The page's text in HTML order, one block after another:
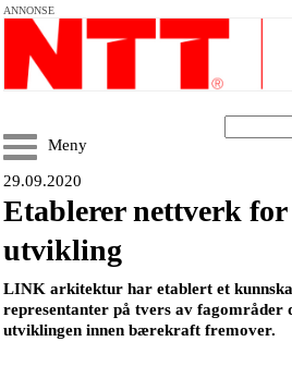
ANNONSE
Meny
29.09.2020
Etablerer nettverk
utvikling
LINK arkitektur har etablert et
representanter på tvers av fagområder
utviklingen innen bærekraft fremover.